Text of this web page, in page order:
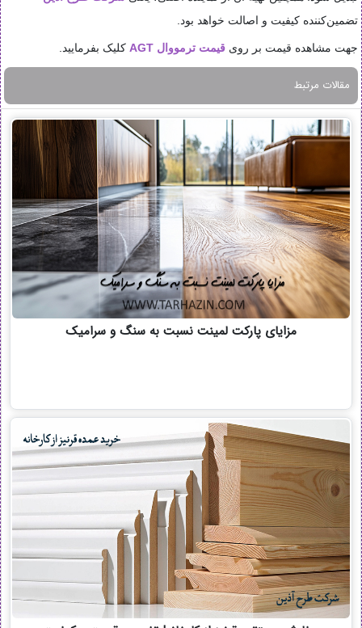
تضمین‌کننده کیفیت و اصالت خواهد بود.
جهت مشاهده قیمت بر روی قیمت ترمووال AGT کلیک بفرمایید.
مقالات مرتبط
مزایای پارکت لمینت نسبت به سنگ و سرامیک